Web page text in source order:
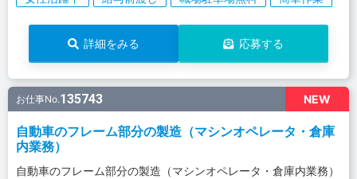
詳細をみる 応募する
NEW
お仕事No.135743
自動車のフレーム部分の製造（マシンオペレータ・倉庫
内業務）
自動車のフレーム部分の製造（マシンオペレータ・倉庫内業務）